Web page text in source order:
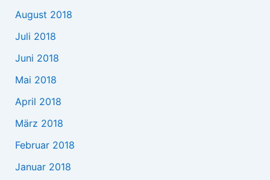
August 2018
Juli 2018
Juni 2018
Mai 2018
April 2018
März 2018
Februar 2018
Januar 2018